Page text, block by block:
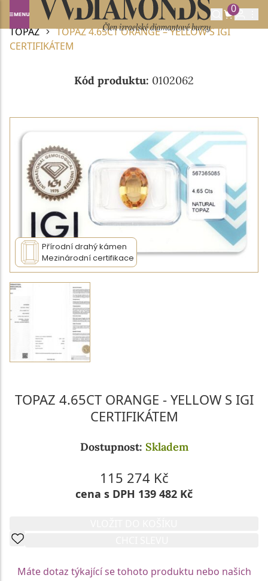
0
Domů
DRAHOKAMY A POLODRAHOKAMY
TOPAZ
TOPAZ 4.65CT ORANGE – YELLOW S IGI
CERTIFIKÁTEM
Kód produktu: 0102062
Přírodní drahý kámen
Mezinárodní certifikace
TOPAZ 4.65CT ORANGE - YELLOW S IGI
CERTIFIKÁTEM
Dostupnost: Skladem
115 274 Kč
cena s DPH 139 482 Kč
Máte dotaz týkající se tohoto produktu nebo našich